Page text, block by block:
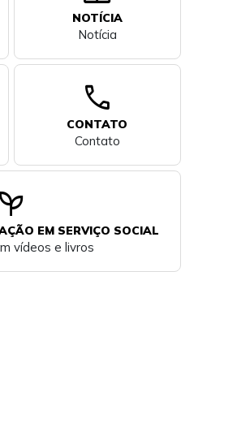
NOTÍCIA
Notícia
call
CONTATO
Contato
psychiatry
EM SERVIÇO SOCIAL
vídeos e livros